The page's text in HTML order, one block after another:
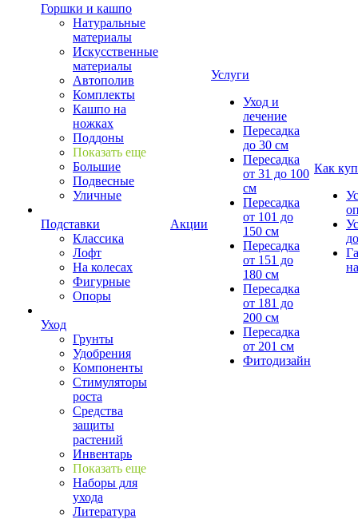
Горшки и кашпо
Натуральные
материалы
Искусственные
материалы
Автополив
Комплекты
Кашпо на
ножках
Поддоны
Показать еще
Большие
Подвесные
Уличные
Подставки
Классика
Лофт
На колесах
Фигурные
Опоры
Уход
Грунты
Удобрения
Компоненты
Стимуляторы
роста
Средства
защиты
растений
Инвентарь
Показать еще
Наборы для
ухода
Литература
Акции
Услуги
Уход и
лечение
Пересадка
до 30 см
Пересадка
от 31 до 100
см
Пересадка
от 101 до
150 см
Пересадка
от 151 до
180 см
Пересадка
от 181 до
200 см
Пересадка
от 201 см
Фитодизайн
Как